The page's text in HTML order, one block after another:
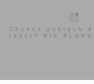
Chcesz dobrych
teści? NIE